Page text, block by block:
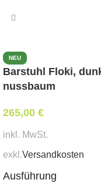
unbehandelten
allen Märkten
NEU
Barstuhl Floki,
nussbaum
265,00 €
inkl. MwSt.
exkl.Versandkosten
Ausführung